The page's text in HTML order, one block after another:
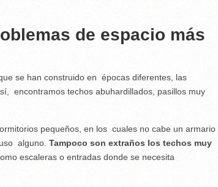
de espacio más
se han construido en épocas diferentes, las
encontramos techos abuhardillados, pasillos muy
pequeños, en los cuales no cabe un armario
alguno. Tampoco son extraños los techos muy
escaleras o entradas donde se necesita